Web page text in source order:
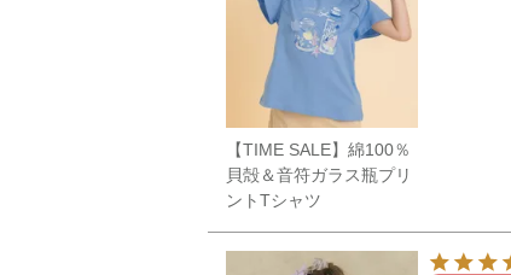
【TIME SALE】綿100％
貝殻＆音符ガラス瓶プリ
ントTシャツ